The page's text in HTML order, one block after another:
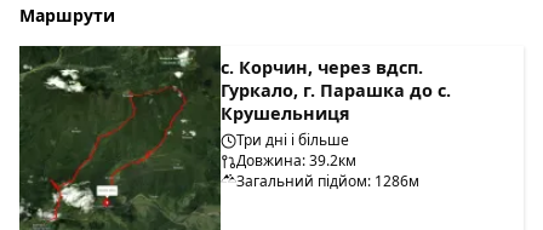
Маршрути
с. Корчин, через вдсп.
Гуркало, г. Парашка до с.
Крушельниця
Три дні і більше
Довжина: 39.2км
Загальний підйом: 1286м